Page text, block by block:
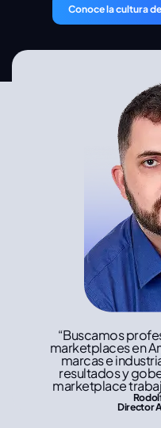
Conoce la cultura
“Buscamos
marketplaces en
marcas e
resultados y
marketplace
Director